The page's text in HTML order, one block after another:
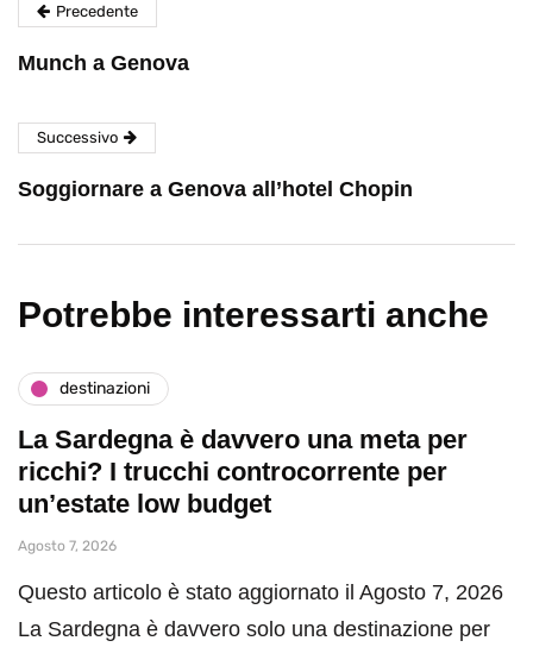
Precedente
Munch a Genova
Successivo
Soggiornare a Genova all’hotel Chopin
Potrebbe interessarti anche
destinazioni
La Sardegna è davvero una meta per
ricchi? I trucchi controcorrente per
un’estate low budget
Agosto 7, 2026
Questo articolo è stato aggiornato il Agosto 7, 2026
La Sardegna è davvero solo una destinazione per